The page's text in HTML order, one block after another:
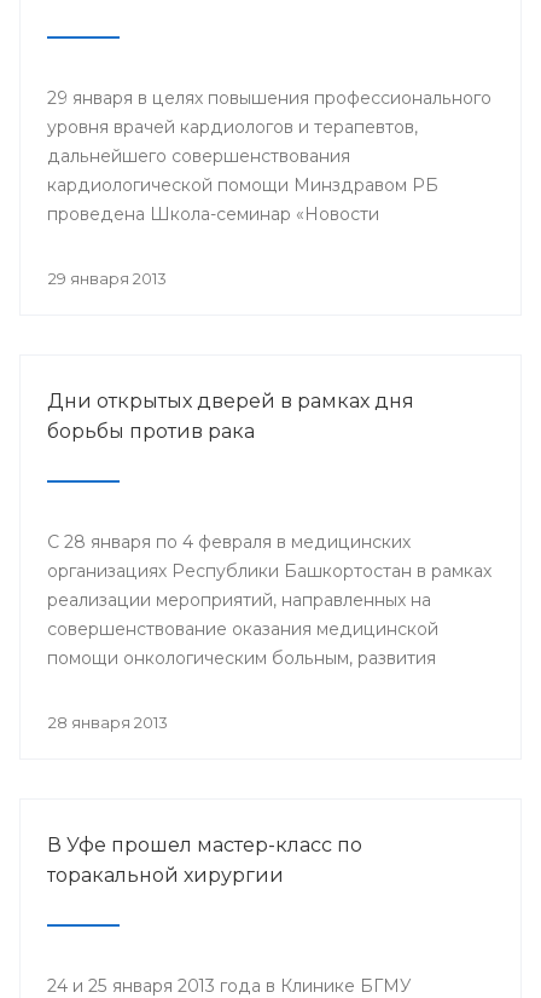
29 января в целях повышения профессионального
уровня врачей кардиологов и терапевтов,
дальнейшего совершенствования
кардиологической помощи Минздравом РБ
проведена Школа-семинар «Новости
29 января 2013
Дни открытых дверей в рамках дня
борьбы против рака
С 28 января по 4 февраля в медицинских
организациях Республики Башкортостан в рамках
реализации мероприятий, направленных на
совершенствование оказания медицинской
помощи онкологическим больным, развития
поддержки инициативы «Международного союза
28 января 2013
В Уфе прошел мастер-класс по
торакальной хирургии
24 и 25 января 2013 года в Клинике БГМУ